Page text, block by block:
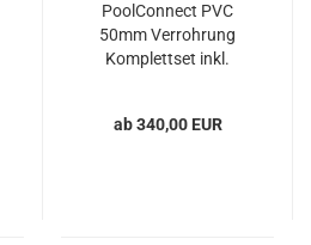
PoolConnect PVC
50mm Verrohrung
Komplettset inkl.
ab 340,00 EUR